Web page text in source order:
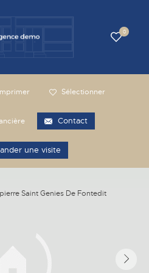
0
Sélectionner
Contact
une visite